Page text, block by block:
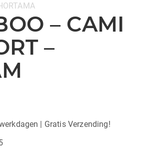
– CAMI
–
| Gratis Verzending!